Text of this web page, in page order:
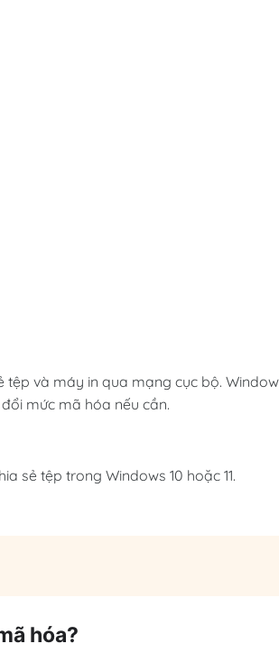
và máy in qua mạng cục bộ.
mức mã hóa nếu cần.
sẻ tệp trong Windows 10 hoặc 11.
hóa?